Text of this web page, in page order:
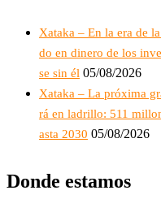
Xataka – En la era de
do en dinero de los
se sin él 05/08/2026
Xataka – La próxima
rá en ladrillo: 511
asta 2030 05/08/2026
Donde estamos